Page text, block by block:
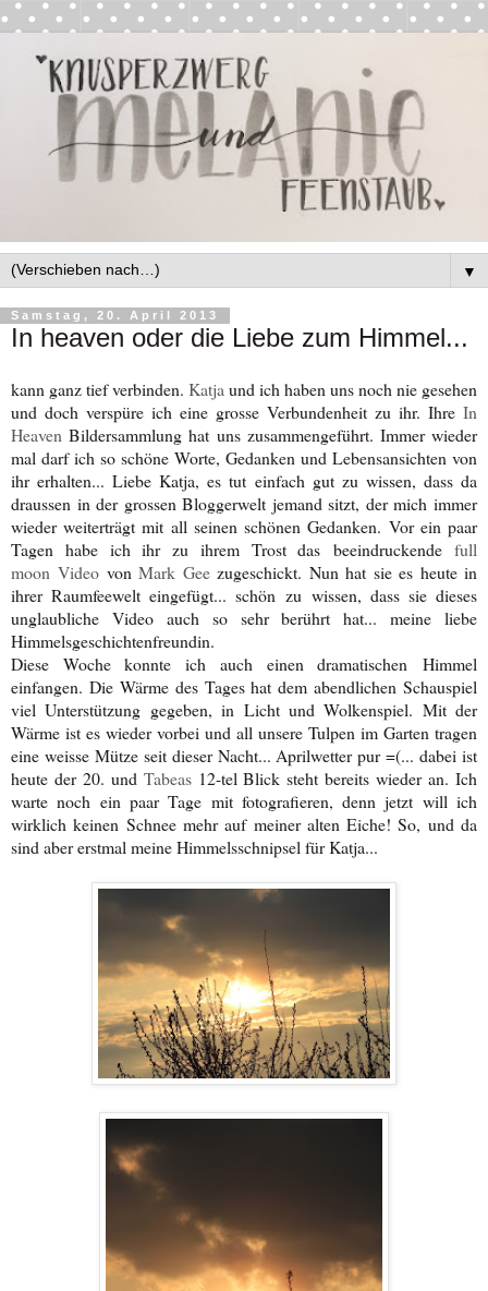
▼
Samstag, 20. April 2013
In heaven oder die Liebe zum Himmel...
kann ganz tief verbinden. Katjaund ich haben uns noch nie gesehen
und doch verspüre ich eine grosse Verbundenheit zu ihr. Ihre In
Heaven Bildersammlung hat uns zusammengeführt. Immer wieder
mal darf ich so schöne Worte, Gedanken und Lebensansichten von
ihr erhalten... Liebe Katja, es tut einfach gut zu wissen, dass da
draussen in der grossen Bloggerwelt jemand sitzt, der mich immer
wieder weiterträgt mit all seinen schönen Gedanken. Vor ein paar
Tagen habe ich ihr zu ihrem Trost das beeindruckende full
moon Video vonMark Geezugeschickt. Nun hat sie es heute in
ihrer Raumfeewelt eingefügt... schön zu wissen, dass sie dieses
unglaubliche Video auch so sehr berührt hat... meine liebe
Himmelsgeschichtenfreundin.
Diese Woche konnte ich auch einen dramatischen Himmel
einfangen. Die Wärme des Tages hat dem abendlichen Schauspiel
viel Unterstützung gegeben, in Licht und Wolkenspiel. Mit der
Wärme ist es wieder vorbei und all unsere Tulpen im Garten tragen
eine weisse Mütze seit dieser Nacht... Aprilwetter pur =(... dabei ist
heute der 20. und Tabeas12-tel Blick steht bereits wieder an. Ich
warte noch ein paar Tage mit fotografieren, denn jetzt will ich
wirklich keinen Schnee mehr auf meiner alten Eiche! So, und da
sind aber erstmal meine Himmelsschnipsel für Katja...